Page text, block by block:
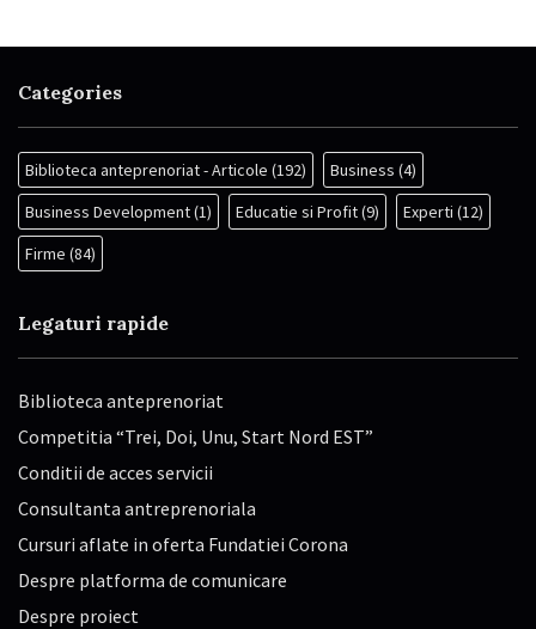
Categories
Biblioteca anteprenoriat - Articole (192) Business (4)
Business Development(1) Educatie si Profit(9) Experti (12)
Firme (84)
Legaturi rapide
Biblioteca anteprenoriat
Competitia “Trei, Doi, Unu, Start Nord EST”
Conditii de acces servicii
Consultanta antreprenoriala
Cursuri aflate in oferta Fundatiei Corona
Despre platforma de comunicare
Despre proiect